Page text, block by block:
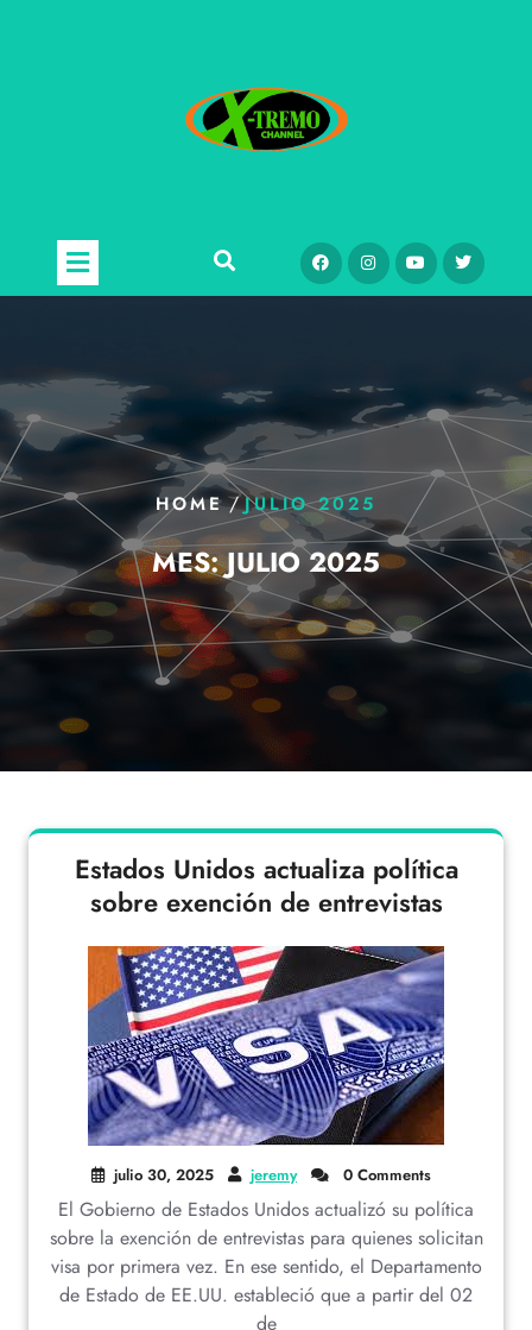
HOME/JULIO 2025
MES:JULIO 2025
Estados Unidos actualiza política
sobre exención de entrevistas
julio 30, 2025 jeremy 0 Comments
El Gobierno de Estados Unidos actualizó su política
sobre la exención de entrevistas para quienes solicitan
visa por primera vez. En ese sentido, el Departamento
de Estado de EE.UU. estableció que a partir del 02
de